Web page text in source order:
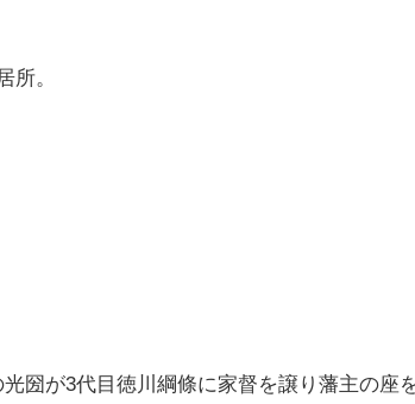
所。
圀が3代目徳川綱條に家督を譲り藩主の座